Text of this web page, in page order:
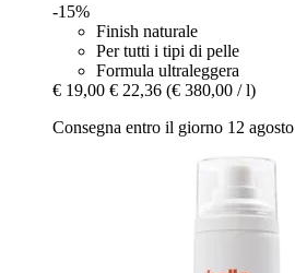
-15%
Finish naturale
Per tutti i tipi di pelle
Formula ultraleggera
€ 19,00 € 22,36 (€ 380,00 / l)
Consegna entro il giorno 12 agosto